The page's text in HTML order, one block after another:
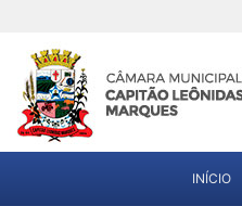
INÍCIO